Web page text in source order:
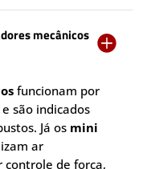
mecânicos 
funcionam por
são indicados
Já os mini
ar
controle de força,